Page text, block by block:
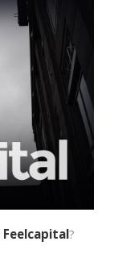
Feelcapital?